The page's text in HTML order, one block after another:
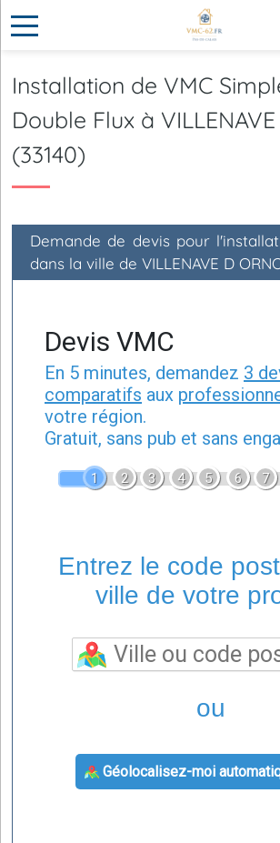
Installation de VMC
Double Flux à
(33140)
Demande de devis pour
dans la ville de VILLENAVE D
Devis VMC
En 5 minutes, demandez 3
comparatifs aux
votre région.
Gratuit, sans pub et sans
1 2 3 4 5 6 7
Entrez le code
ville de votre
ou
Géolocalisez-moi